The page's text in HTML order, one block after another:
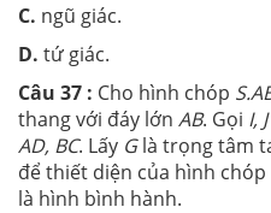
C. ngũ giác.
D. tứ giác.
Câu 37 : Cho hình chóp
thang với đáy lớn AB. Gọi I, J
AD, BC. Lấy Glà trọng tâm
để thiết diện của hình chóp
là hình bình hành.